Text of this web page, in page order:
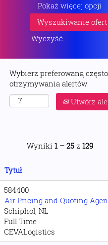
Pokaż więcej opcji
Wyczyść
Wybierz preferowaną
otrzymywania alertów:
Utwórz
Wyniki 1 – 25 z 129
Tytuł
584400
Air Pricing and Quoting
Schiphol, NL
Full Time
CEVALogistics